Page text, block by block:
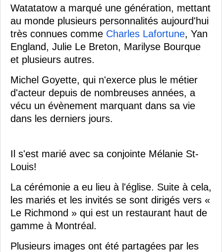
Watatatow a marqué une génération, mettant
au monde plusieurs personnalités aujourd'hui
très connues comme Charles Lafortune, Yan
England, Julie Le Breton, Marilyse Bourque
et plusieurs autres.
Michel Goyette, qui n'exerce plus le métier
d'acteur depuis de nombreuses années, a
vécu un évènement marquant dans sa vie
dans les derniers jours.
Il s'est marié avec sa conjointe Mélanie St-
Louis!
La cérémonie a eu lieu à l'église. Suite à cela,
les mariés et les invités se sont dirigés vers «
Le Richmond » qui est un restaurant haut de
gamme à Montréal.
Plusieurs images ont été partagées par les